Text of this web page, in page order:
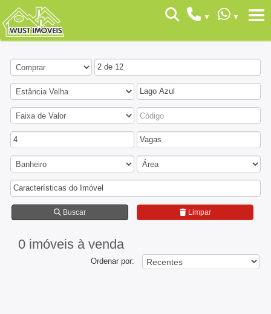
2 de 12
Lago Azul
4 Vagas
Características do Imóvel
Buscar Limpar
0 imóveis à venda
Ordenar por: